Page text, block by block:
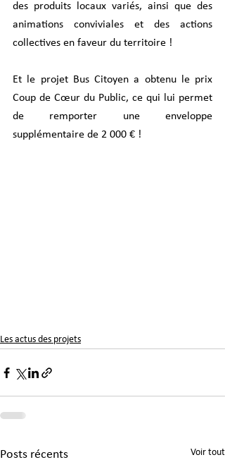
des produits locaux variés, ainsi que des
animations conviviales et des actions
collectives en faveur du territoire !
Et le projet Bus Citoyen a obtenu le prix
Coup de Cœur du Public, ce qui lui permet
de remporter une enveloppe
supplémentaire de 2 000 € !
Les actus des projets
Posts récents Voir tout